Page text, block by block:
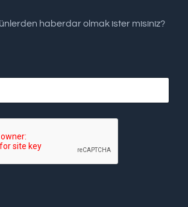
haberdar olmak ister misiniz?